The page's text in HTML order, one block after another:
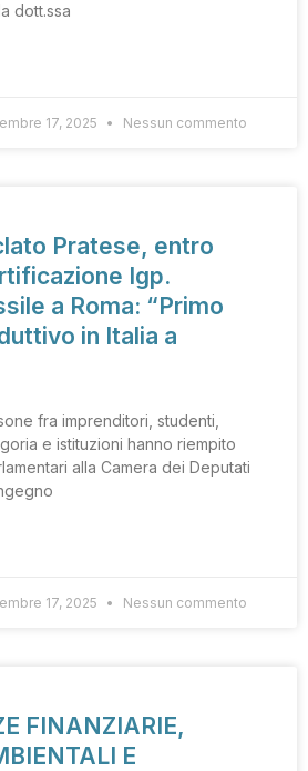
dott.ssa
17, 2025 Nessun commento
Pratese, entro
Igp.
a Roma: “Primo
in Italia a
fra imprenditori, studenti,
e istituzioni hanno riempito
alla Camera dei Deputati
17, 2025 Nessun commento
FINANZIARIE,
E